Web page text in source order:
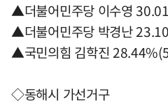
▲더불어민주당 이수영
▲더불어민주당 박경난
▲국민의힘 김학진
◇동해시 가선거구